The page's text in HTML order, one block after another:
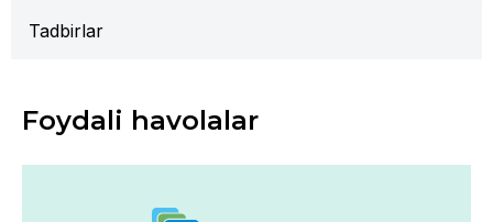
Tadbirlar
Foydali havolalar